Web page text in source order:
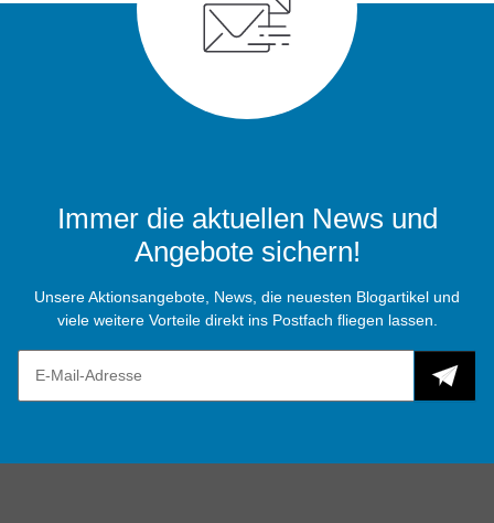
Immer die aktuellen News und
Angebote sichern!
Unsere Aktionsangebote, News, die neuesten Blogartikel und
viele weitere Vorteile direkt ins Postfach fliegen lassen.